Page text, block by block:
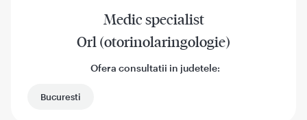
Medic specialist
Orl (otorinolaringologie)
Ofera consultatii in judetele:
Bucuresti